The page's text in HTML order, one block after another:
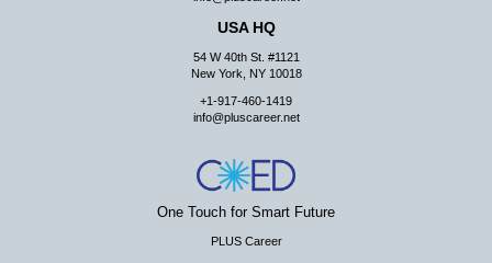
④ 회원은 회사의 서비스에서 타 사이트의 홍보행위를 하지 않
아야 하며 공공질서나 미풍약속에 위배되는 내용 혹은 저작권을
리 행위도 할 수 없습니다.
사가 통지하는 사항을 준수하여야 하며, 기타 회사의 업무에 방
해되는 행위를 하여서는 아니 됩니다.
제8조 (회원의 관리)
① 회원은 언제든 이 약관에 대한 동의를 철회할 수 있습니다.
USA HQ
54 W 40th St. #1121
New York, NY 10018
+1-917-460-1419
info@pluscareer.net
One Touch for Smart Future
PLUS Career